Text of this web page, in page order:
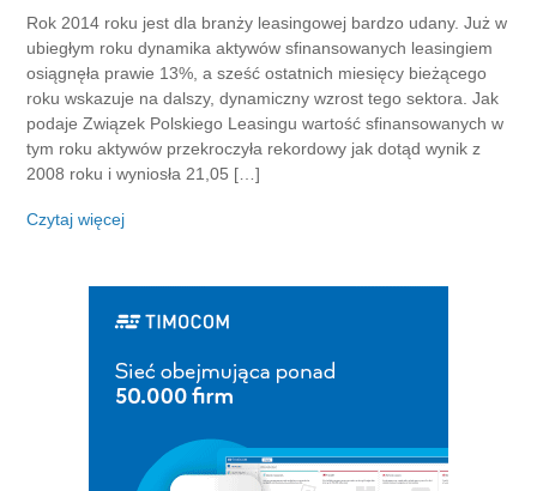
Rok 2014 roku jest dla branży leasingowej bardzo udany. Już w
ubiegłym roku dynamika aktywów sfinansowanych leasingiem
osiągnęła prawie 13%, a sześć ostatnich miesięcy bieżącego
roku wskazuje na dalszy, dynamiczny wzrost tego sektora. Jak
podaje Związek Polskiego Leasingu wartość sfinansowanych w
tym roku aktywów przekroczyła rekordowy jak dotąd wynik z
2008 roku i wyniosła 21,05 […]
Czytaj więcej